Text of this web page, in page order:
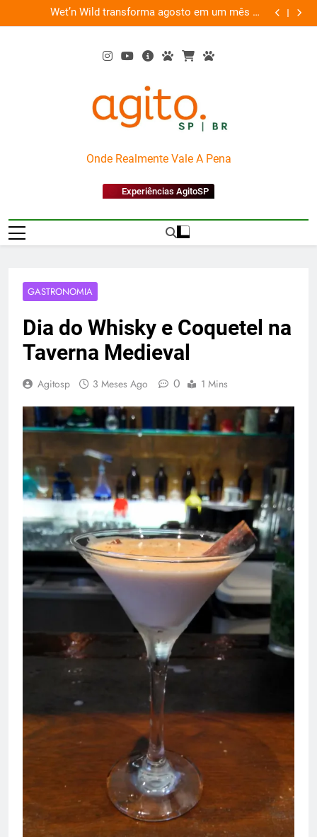
to
Wet’n Wild transforma agosto em um mês de
diversão e conexão
“Led
AgitoSP
Onde Realmente Vale A Pena
Experiências AgitoSP
GASTRONOMIA
Dia do Whisky e Coquetel na
Taverna Medieval
Agitosp 3 Meses Ago 0 1 Mins